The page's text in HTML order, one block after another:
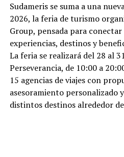
Sudameris se suma a una
2026, la feria de turismo
Group, pensada para
experiencias, destinos y
La feria se realizará del 28 al
Perseverancia, de 10:00 a
15 agencias de viajes con
asesoramiento personalizado
distintos destinos alrededor